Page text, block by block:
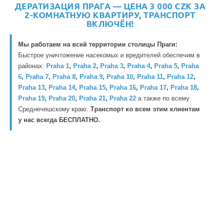
ДЕРАТИЗАЦИЯ ПРАГА — ЦЕНА 3 000 CZK ЗА
2-КОМНАТНУЮ КВАРТИРУ, ТРАНСПОРТ
ВКЛЮЧЁН!
Мы работаем на всей территории столицы Праги:
Быстрое уничтожение насекомых и вредителей обеспечим в
районах: Praha 1, Praha 2, Praha 3, Praha 4, Praha 5, Praha
6, Praha 7, Praha 8, Praha 9, Praha 10, Praha 11, Praha 12,
Praha 13, Praha 14, Praha 15, Praha 16, Praha 17, Praha 18,
Praha 19, Praha 20, Praha 21, Praha 22а также по всему
Среднечешскому краю. Транспорт ко всем этим клиентам
у нас всегда БЕСПЛАТНО.